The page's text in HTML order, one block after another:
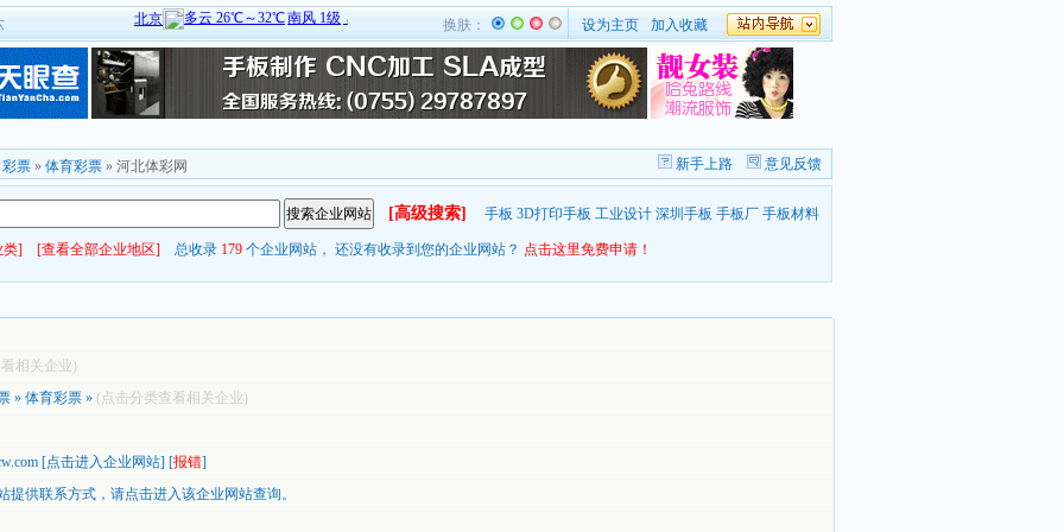
换肤： 设为主页 加入收藏
彩票 » 体育彩票 » 河北体彩网 新手上路 意见反馈
[高级搜索] 手板 3D打印手板 工业设计 深圳手板 手板厂 手板材料
类] [查看全部企业地区] 总收录 179 个企业网站， 还没有收录到您的企业网站？ 点击这里免费申请！
相关企业)
» 体育彩票 » (点击分类查看相关企业)
[点击进入企业网站] [报错]
提供联系方式， 请点击进入该企业网站查询。